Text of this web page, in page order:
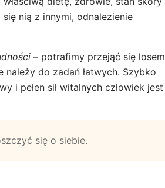
nią z innymi, odnalezienie
– potrafimy przejąć się losem
do zadań łatwych. Szybko
i pełen sił witalnych człowiek jest
się o siebie.